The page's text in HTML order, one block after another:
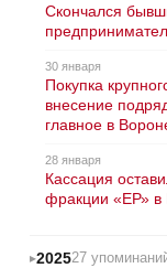
Скончался
30 января
Покупка
внесение
главное в
28 января
Кассация
фракции «ЕР» в
202527